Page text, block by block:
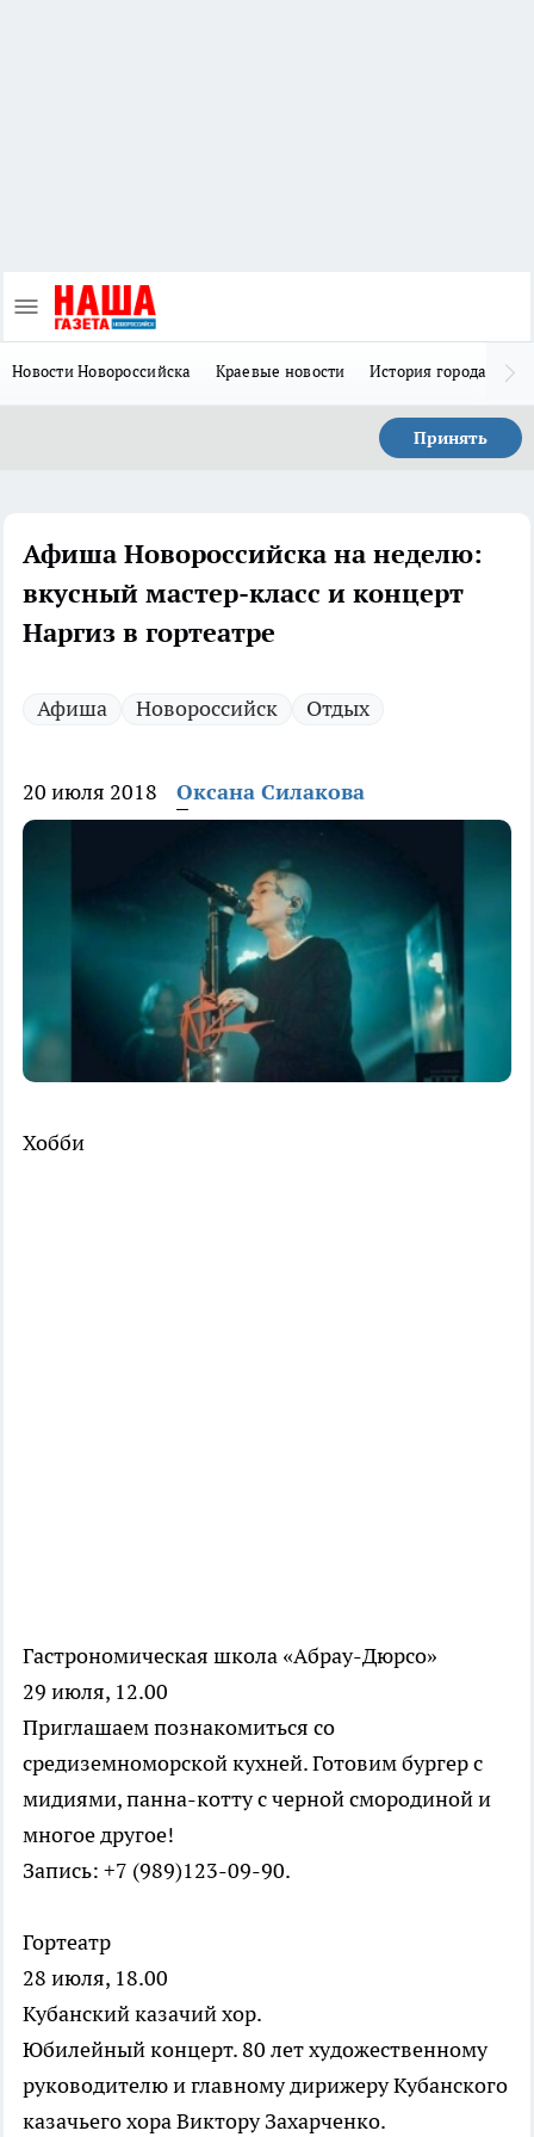
Новости Новороссийска Краевые новости История города Н
Принять
Афиша Новороссийска на неделю:
вкусный мастер-класс и концерт
Наргиз в гортеатре
Афиша Новороссийск Отдых
20 июля 2018 Оксана Силакова
Хобби
Гастрономическая школа «Абрау-Дюрсо»
29 июля, 12.00
Приглашаем познакомиться со
средиземноморской кухней. Готовим бургер с
мидиями, панна-котту с черной смородиной и
многое другое!
Запись: +7 (989)123-09-90.
Гортеатр
28 июля, 18.00
Кубанский казачий хор.
Юбилейный концерт. 80 лет художественному
руководителю и главному дирижеру Кубанского
казачьего хора Виктору Захарченко.